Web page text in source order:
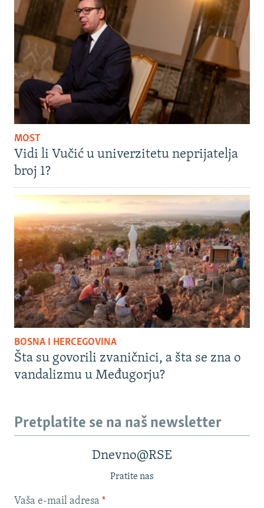
MOST
Vidi li Vučić u univerzitetu neprijatelja
broj 1?
BOSNA I HERCEGOVINA
Šta su govorili zvaničnici, a šta se zna o
vandalizmu u Međugorju?
Pretplatite se na naš newsletter
Dnevno@RSE
Pratite nas
Vaša e-mail adresa *